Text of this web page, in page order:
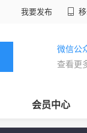
我要发布
微信公
查看更
会员中心